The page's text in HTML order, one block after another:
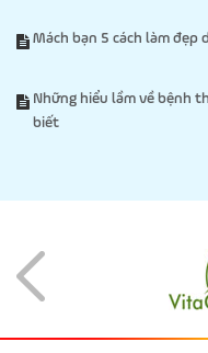
Mách bạn 5 cách làm đẹp
Những hiểu lầm về bệnh
biết